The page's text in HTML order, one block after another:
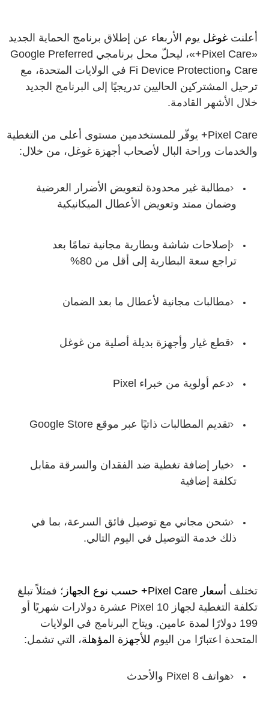
أعلنت غوغل يوم الأربعاء عن إطلاق برنامج الحماية الجديد
«Pixel Care+»، ليحلّ محل برنامجي Google Preferred
Care وFi Device Protection في الولايات المتحدة، مع
ترحيل المشتركين الحاليين تدريجيًا إلى البرنامج الجديد
خلال الأشهر القادمة.
Pixel Care+ يوفّر للمستخدمين مستوى أعلى من التغطية
والخدمات وراحة البال لأصحاب أجهزة غوغل، من خلال:
مطالبة غير محدودة لتعويض الأضرار العرضية
وضمان ممتد وتعويض الأعطال الميكانيكية
إصلاحات شاشة وبطارية مجانية تمامًا بعد
تراجع سعة البطارية إلى أقل من 80%
مطالبات مجانية لأعطال ما بعد الضمان
قطع غيار وأجهزة بديلة أصلية من غوغل
دعم أولوية من خبراء Pixel
تقديم المطالبات ذاتيًا عبر موقع Google Store
خيار إضافة تغطية ضد الفقدان والسرقة مقابل
تكلفة إضافية
شحن مجاني مع توصيل فائق السرعة، بما في
ذلك خدمة التوصيل في اليوم التالي.
تختلف أسعار Pixel Care+ حسب نوع الجهاز
؛ فمثلاً تبلغ
تكلفة التغطية لجهاز Pixel 10 عشرة دولارات شهريًا أو
199 دولارًا لمدة عامين. ويتاح البرنامج في الولايات
المتحدة اعتبارًا من اليوم للأجهزة المؤهلة، التي تشمل:
هواتف Pixel 8 والأحدث